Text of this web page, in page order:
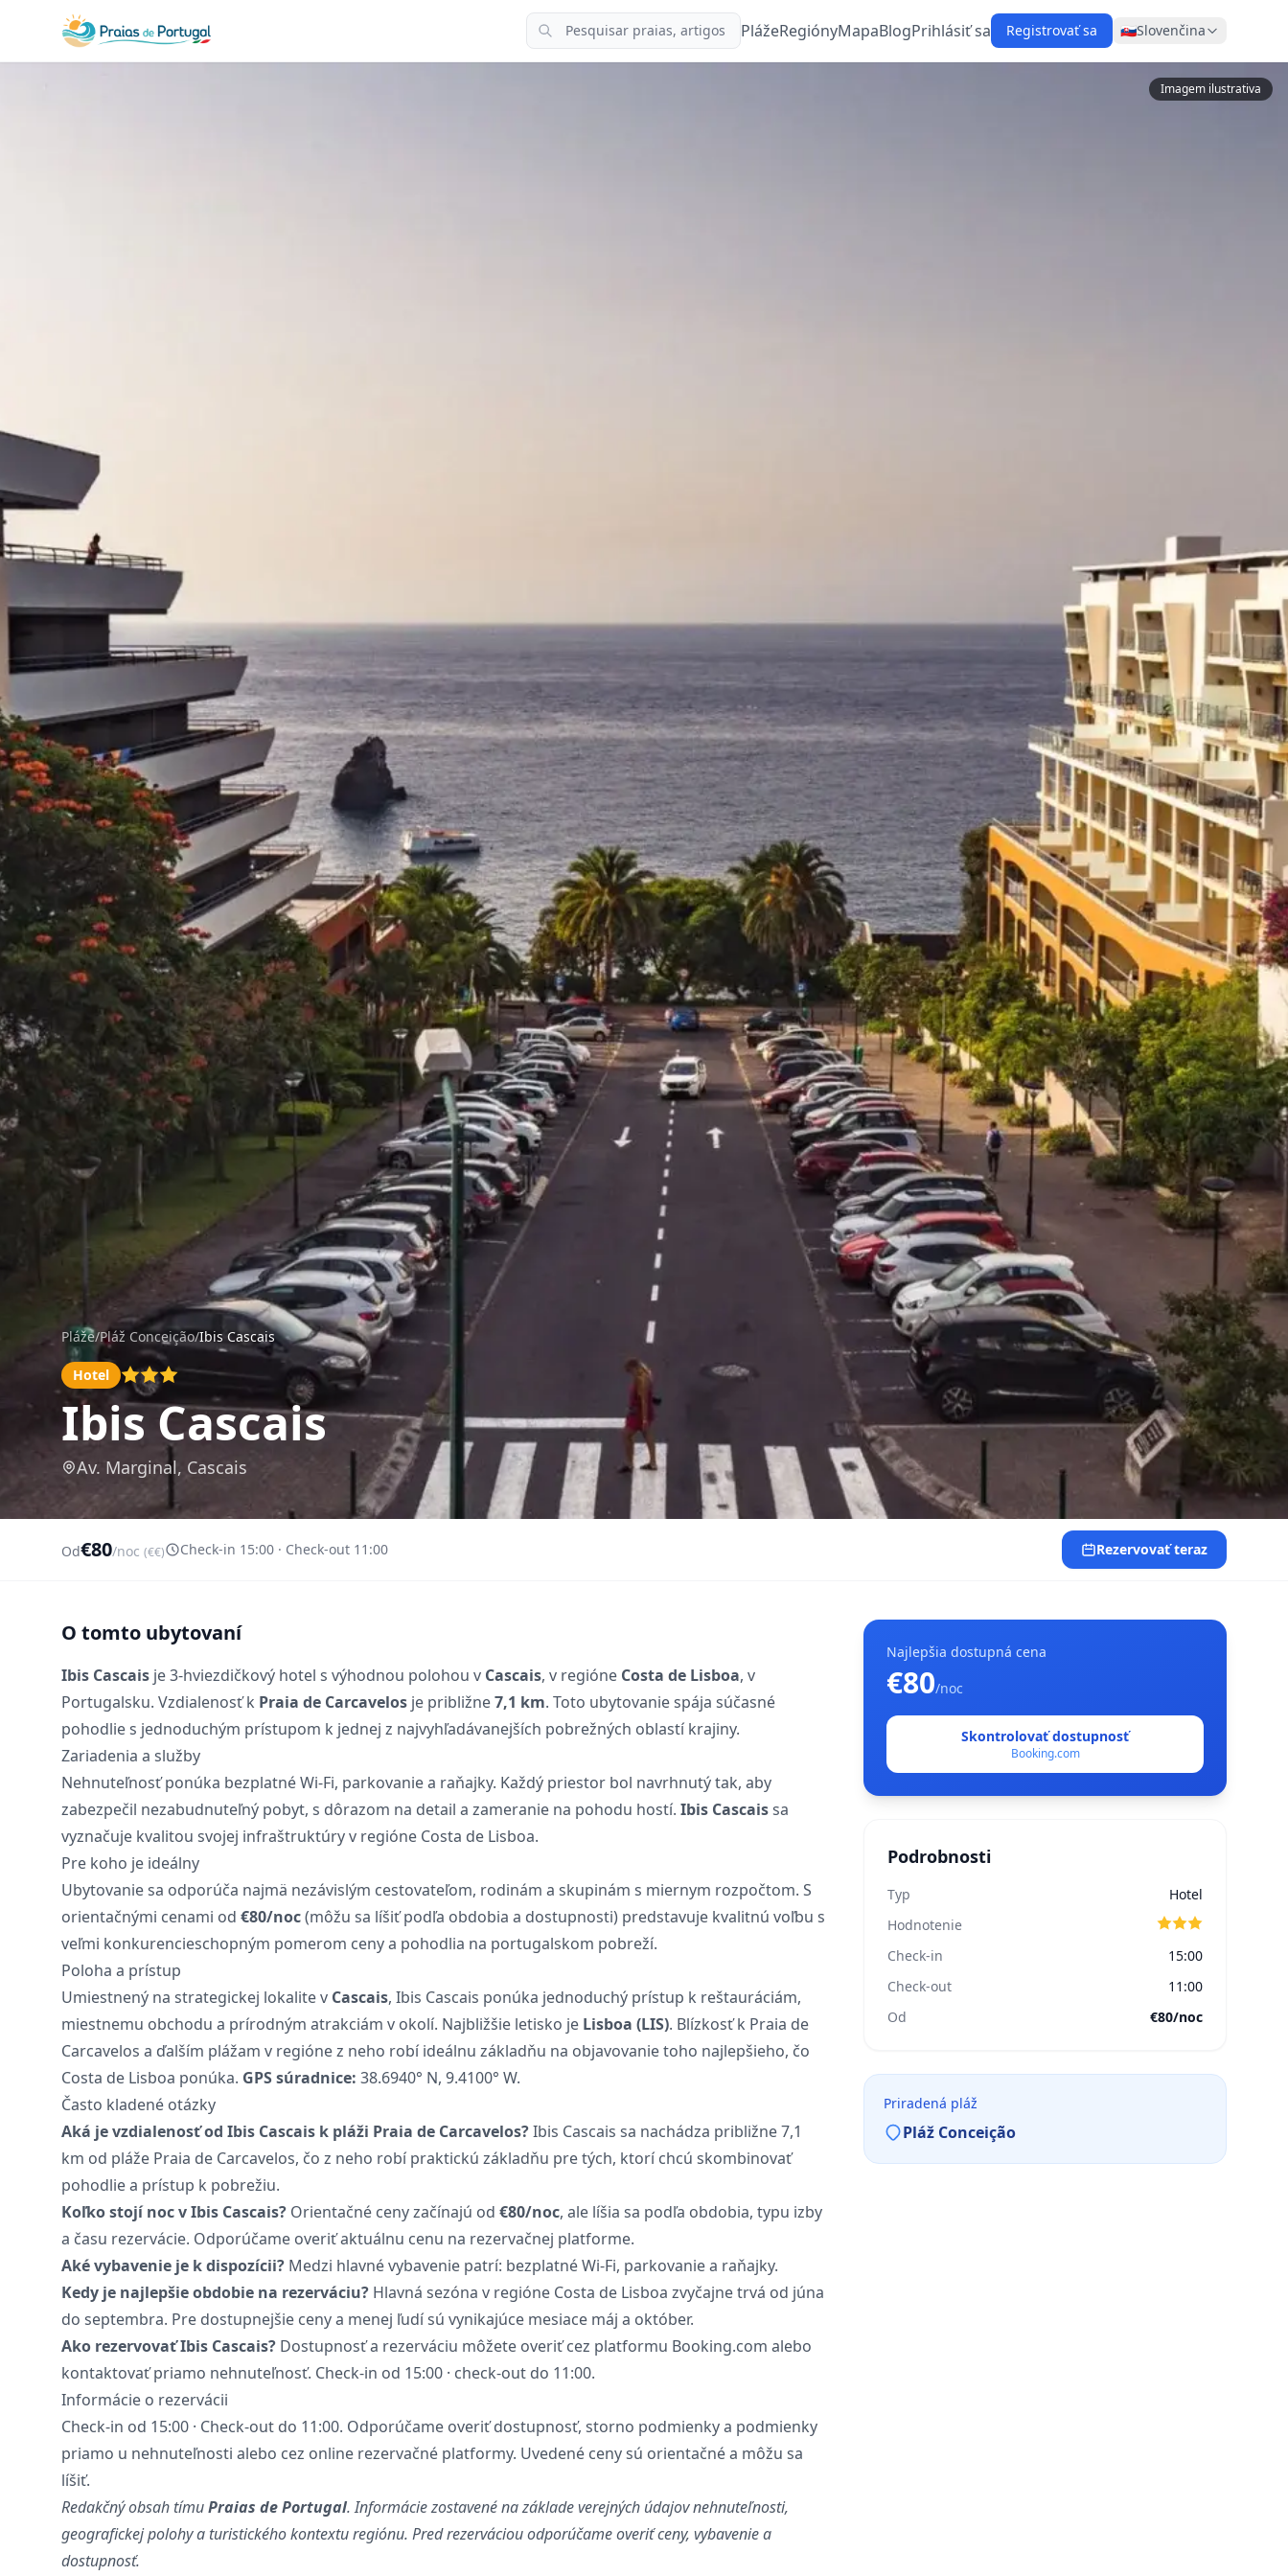
PlážeRegiónyMapaBlogPrihlásiť sa Registrovať sa 🇸🇰Slovenčina
Imagem ilustrativa
Pláže/Pláž Conceição/Ibis Cascais
Hotel
Ibis Cascais
Av. Marginal, Cascais
Od€80/noc (€€) Check-in 15:00 · Check-out 11:00 Rezervovať teraz
O tomto ubytovaní
Ibis Cascais je 3-hviezdičkový hotel s výhodnou polohou v Cascais, v regióne Costa de Lisboa, v
Portugalsku. Vzdialenosť k Praia de Carcavelos je približne7,1 km. Toto ubytovanie spája súčasné
pohodlie s jednoduchým prístupom k jednej z najvyhľadávanejších pobrežných oblastí krajiny.
Zariadenia a služby
Nehnuteľnosť ponúka bezplatné Wi-Fi, parkovanie a raňajky. Každý priestor bol navrhnutý tak, aby
zabezpečil nezabudnuteľný pobyt, s dôrazom na detail a zameranie na pohodu hostí. Ibis Cascaissa
vyznačuje kvalitou svojej infraštruktúry v regióne Costa de Lisboa.
Pre koho je ideálny
Ubytovanie sa odporúča najmä nezávislým cestovateľom, rodinám a skupinám s miernym rozpočtom. S
orientačnými cenami od €80/noc(môžu sa líšiť podľa obdobia a dostupnosti) predstavuje kvalitnú voľbu s
veľmi konkurencieschopným pomerom ceny a pohodlia na portugalskom pobreží.
Poloha a prístup
Umiestnený na strategickej lokalite v Cascais, Ibis Cascais ponúka jednoduchý prístup k reštauráciám,
miestnemu obchodu a prírodným atrakciám v okolí. Najbližšie letisko je Lisboa (LIS). Blízkosť k Praia de
Carcavelos a ďalším plážam v regióne z neho robí ideálnu základňu na objavovanie toho najlepšieho, čo
Costa de Lisboa ponúka. GPS súradnice: 38.6940° N, 9.4100° W.
Často kladené otázky
Aká je vzdialenosť od Ibis Cascais k pláži Praia de Carcavelos?Ibis Cascais sa nachádza približne 7,1
km od pláže Praia de Carcavelos, čo z neho robí praktickú základňu pre tých, ktorí chcú skombinovať
pohodlie a prístup k pobrežiu.
Koľko stojí noc v Ibis Cascais? Orientačné ceny začínajú od €80/noc, ale líšia sa podľa obdobia, typu izby
a času rezervácie. Odporúčame overiť aktuálnu cenu na rezervačnej platforme.
Aké vybavenie je k dispozícii? Medzi hlavné vybavenie patrí: bezplatné Wi-Fi, parkovanie a raňajky.
Kedy je najlepšie obdobie na rezerváciu? Hlavná sezóna v regióne Costa de Lisboa zvyčajne trvá od júna
do septembra. Pre dostupnejšie ceny a menej ľudí sú vynikajúce mesiace máj a október.
Ako rezervovať Ibis Cascais? Dostupnosť a rezerváciu môžete overiť cez platformu Booking.com alebo
kontaktovať priamo nehnuteľnosť. Check-in od 15:00 · check-out do 11:00.
Informácie o rezervácii
Check-in od 15:00 · Check-out do 11:00. Odporúčame overiť dostupnosť, storno podmienky a podmienky
priamo u nehnuteľnosti alebo cez online rezervačné platformy. Uvedené ceny sú orientačné a môžu sa
líšiť.
Redakčný obsah tímuPraias de Portugal. Informácie zostavené na základe verejných údajov nehnuteľnosti,
geografickej polohy a turistického kontextu regiónu. Pred rezerváciou odporúčame overiť ceny, vybavenie a
dostupnosť.
Najlepšia dostupná cena
€80/noc
Skontrolovať dostupnosť
Booking.com
Podrobnosti
Typ
Hotel
Hodnotenie
Check-in
15:00
Check-out
11:00
Od
€80/noc
Priradená pláž
Pláž Conceição